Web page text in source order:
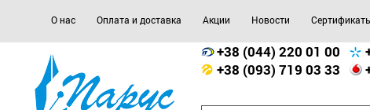
О нас Оплата и доставка Акции Новости
+38 (044) 220 01 00
+38 (093) 719 03 33